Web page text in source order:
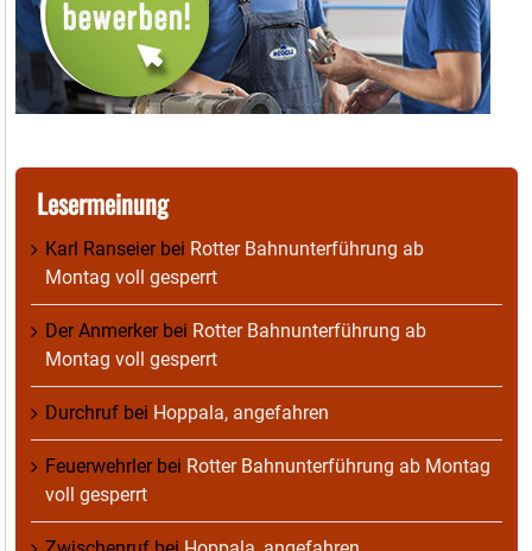
Lesermeinung
Karl Ranseierbei Rotter Bahnunterführung ab
Montag voll gesperrt
Der Anmerkerbei Rotter Bahnunterführung ab
Montag voll gesperrt
Durchruf bei Hoppala, angefahren
Feuerwehrlerbei Rotter Bahnunterführung ab Montag
voll gesperrt